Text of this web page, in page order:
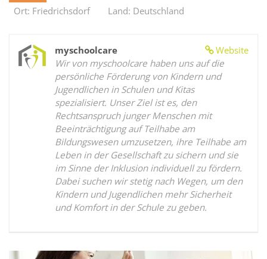
Ort: Friedrichsdorf
Land: Deutschland
Website
myschoolcare
Wir von myschoolcare haben uns auf die
persönliche Förderung von Kindern und
Jugendlichen in Schulen und Kitas
spezialisiert. Unser Ziel ist es, den
Rechtsanspruch junger Menschen mit
Beeinträchtigung auf Teilhabe am
Bildungswesen umzusetzen, ihre Teilhabe am
Leben in der Gesellschaft zu sichern und sie
im Sinne der Inklusion individuell zu fördern.
Dabei suchen wir stetig nach Wegen, um den
Kindern und Jugendlichen mehr Sicherheit
und Komfort in der Schule zu geben.